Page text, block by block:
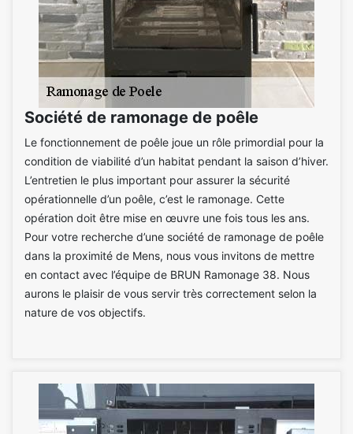
Société de ramonage de poêle
Le fonctionnement de poêle joue un rôle primordial pour la
condition de viabilité d’un habitat pendant la saison d’hiver.
L’entretien le plus important pour assurer la sécurité
opérationnelle d’un poêle, c’est le ramonage. Cette
opération doit être mise en œuvre une fois tous les ans.
Pour votre recherche d’une société de ramonage de poêle
dans la proximité de Mens, nous vous invitons de mettre
en contact avec l’équipe de BRUN Ramonage 38. Nous
aurons le plaisir de vous servir très correctement selon la
nature de vos objectifs.